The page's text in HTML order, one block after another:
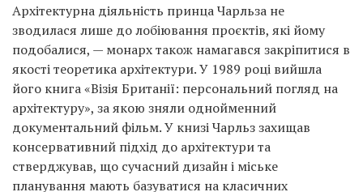
Архітектурна діяльність принца Чарльза не
зводилася лише до лобіювання проєктів, які йому
подобалися, — монарх також намагався закріпитися в
якості теоретика архітектури. У 1989 році вийшла
його книга «Візія Британії: персональний погляд на
архітектуру», за якою зняли однойменний
документальний фільм. У книзі Чарльз захищав
консервативний підхід до архітектури та
стверджував, що сучасний дизайн і міське
планування мають базуватися на класичних